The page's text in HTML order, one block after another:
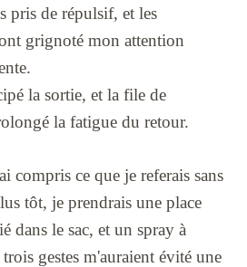
pris de répulsif, et les
grignoté mon attention
la sortie, et la file de
la fatigue du retour.
compris ce que je referais sans
tôt, je prendrais une place
dans le sac, et un spray à
gestes m'auraient évité une